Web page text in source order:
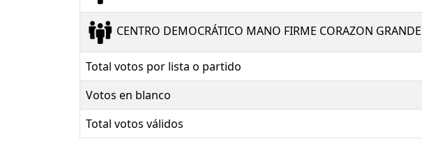
CENTRO DEMOCRÁTICO MANO FIRME CORAZON GRANDE
Total votos por lista o partido
Votos en blanco
Total votos válidos